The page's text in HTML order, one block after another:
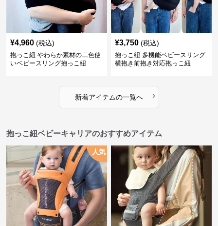
¥4,960 (税込)
抱っこ紐 やわらか素材の二色使
いベビースリング抱っこ紐
¥3,750 (税込)
抱っこ紐 多機能ベビースリング
横抱き前抱き対応抱っこ紐
新着アイテムの一覧へ ›
抱っこ紐ベビーキャリアのおすすめアイテム
人気